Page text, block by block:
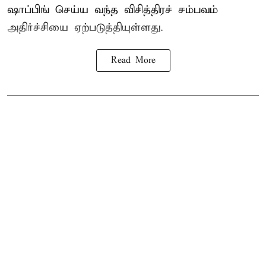
ஷாப்பிங் செய்ய வந்த விசித்திரச் சம்பவம்
அதிர்ச்சியை ஏற்படுத்தியுள்ளது.
Read More